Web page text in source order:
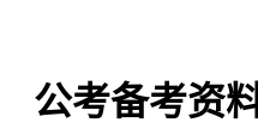
公考备考资